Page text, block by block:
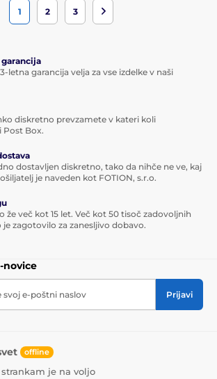
1 2 3
garancija
letna garancija velja za vse izdelke v naši
diskretno prevzamete v kateri koli
Post Box.
dostavljen diskretno, tako da nihče ne ve, kaj
je naveden kot FOTION, s.r.o.
že več kot 15 let. Več kot 50 tisoč zadovoljnih
zagotovilo za zanesljivo dobavo.
novice
svoj e-poštni naslov Prijavi
offline
je na voljo